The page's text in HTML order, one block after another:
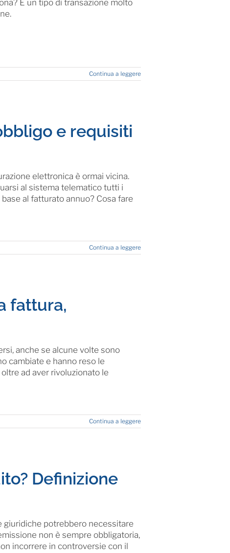
È un tipo di transazione molto
Continua a leggere
e requisiti
elettronica è ormai vicina.
al sistema telematico tutti i
al fatturato annuo? Cosa fare
Continua a leggere
fattura,
anche se alcune volte sono
cambiate e hanno reso le
ad aver rivoluzionato le
Continua a leggere
Definizione
giuridiche potrebbero necessitare
non è sempre obbligatoria,
incorrere in controversie con il